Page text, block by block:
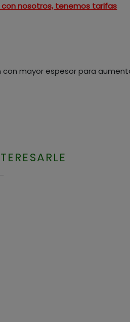
con nosotros, tenemos tarifas
mayor espesor para